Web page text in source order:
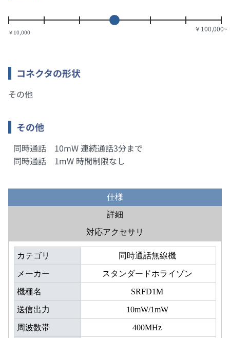
￥10,000
コネクタの形状
その他
その他
同時通話 10mW 連続通話3分まで
同時通話 1mW 時間制限なし
仕様
詳細
対応アクセサリ
カテゴリ 同時通話無線機
メーカー スタンダードホライゾン
機種名 SRFD1M
送信出力 10mW/1mW
周波数帯 400MHz